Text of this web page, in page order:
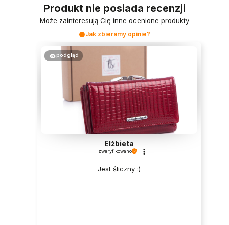
Produkt nie posiada recenzji
Może zainteresują Cię inne ocenione produkty
Jak zbieramy opinie?
podgląd
Elżbieta
zweryfikowano
Jest śliczny :)